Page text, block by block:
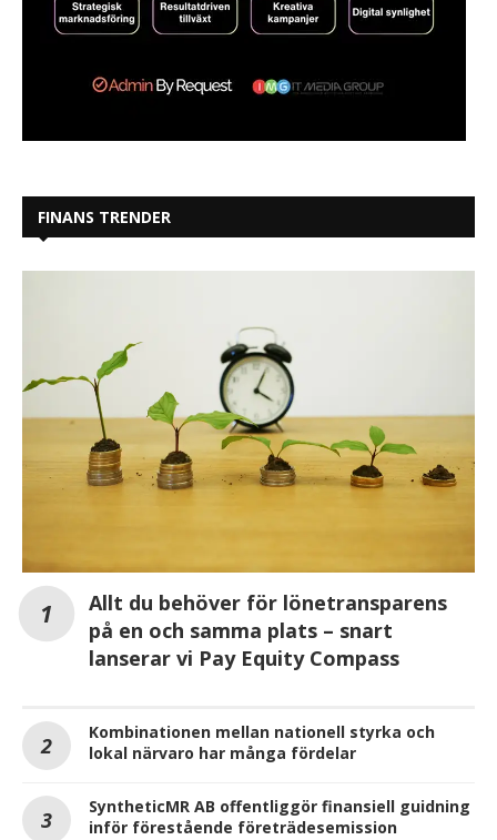
FINANS TRENDER
Allt du behöver för lönetransparens
på en och samma plats – snart
lanserar vi Pay Equity Compass
Kombinationen mellan nationell styrka och
lokal närvaro har många fördelar
SyntheticMR AB offentliggör finansiell guidning
inför förestående företrädesemission